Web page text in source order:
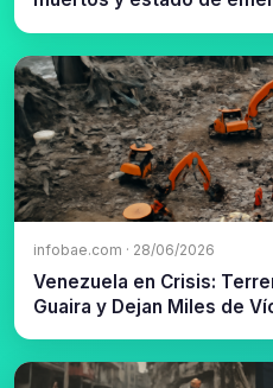
infobae.com · 28/06/2026
Venezuela en Crisis:
Guaira y Dejan Miles de